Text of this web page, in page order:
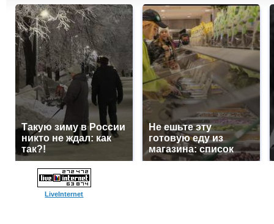
Такую зиму в России
никто не ждал: как
так?!
Не ешьте эту
готовую еду из
магазина: список
LiveInternet